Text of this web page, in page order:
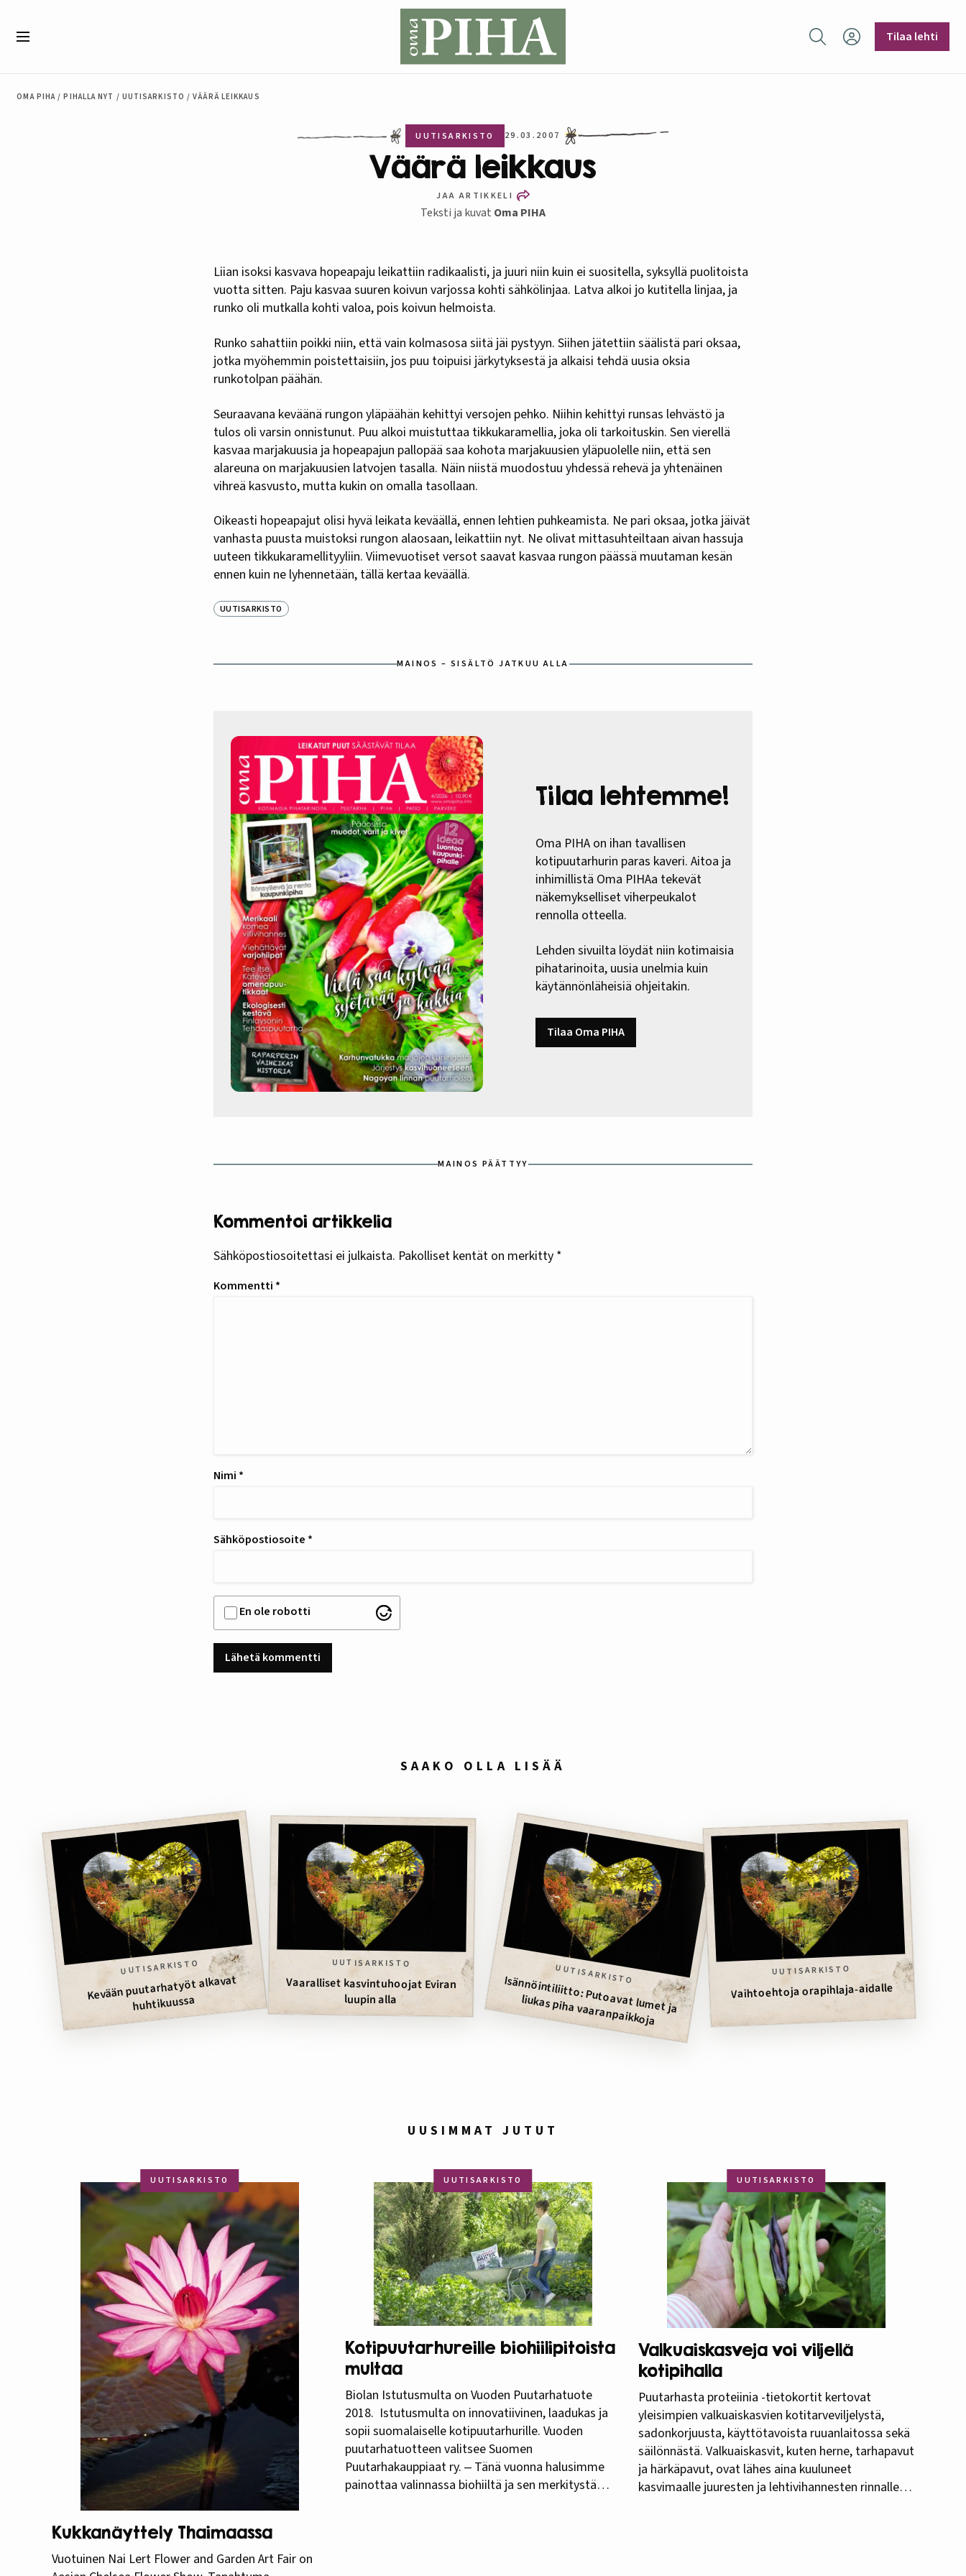
Hae sivustolta
Tilaa lehti
OMA PIHA / PIHALLA NYT / UUTISARKISTO / VÄÄRÄ LEIKKAUS
UUTISARKISTO 29.03.2007
Väärä leikkaus
JAA ARTIKKELI
Teksti ja kuvat Oma PIHA
Liian isoksi kasvava hopeapaju leikattiin radikaalisti, ja juuri niin kuin ei suositella, syksyllä puolitoista
vuotta sitten. Paju kasvaa suuren koivun varjossa kohti sähkölinjaa. Latva alkoi jo kutitella linjaa, ja
runko oli mutkalla kohti valoa, pois koivun helmoista.
Runko sahattiin poikki niin, että vain kolmasosa siitä jäi pystyyn. Siihen jätettiin säälistä pari oksaa,
jotka myöhemmin poistettaisiin, jos puu toipuisi järkytyksestä ja alkaisi tehdä uusia oksia
runkotolpan päähän.
Seuraavana keväänä rungon yläpäähän kehittyi versojen pehko. Niihin kehittyi runsas lehvästö ja
tulos oli varsin onnistunut. Puu alkoi muistuttaa tikkukaramellia, joka oli tarkoituskin. Sen vierellä
kasvaa marjakuusia ja hopeapajun pallopää saa kohota marjakuusien yläpuolelle niin, että sen
alareuna on marjakuusien latvojen tasalla. Näin niistä muodostuu yhdessä rehevä ja yhtenäinen
vihreä kasvusto, mutta kukin on omalla tasollaan.
Oikeasti hopeapajut olisi hyvä leikata keväällä, ennen lehtien puhkeamista. Ne pari oksaa, jotka jäivät
vanhasta puusta muistoksi rungon alaosaan, leikattiin nyt. Ne olivat mittasuhteiltaan aivan hassuja
uuteen tikkukaramellityyliin. Viimevuotiset versot saavat kasvaa rungon päässä muutaman kesän
ennen kuin ne lyhennetään, tällä kertaa keväällä.
UUTISARKISTO
MAINOS – SISÄLTÖ JATKUU ALLA
Tilaa lehtemme!
Oma PIHA on ihan tavallisen
kotipuutarhurin paras kaveri. Aitoa ja
inhimillistä Oma PIHAa tekevät
näkemykselliset viherpeukalot
rennolla otteella.
Lehden sivuilta löydät niin kotimaisia
pihatarinoita, uusia unelmia kuin
käytännönläheisiä ohjeitakin.
Tilaa Oma PIHA
MAINOS PÄÄTTYY
Kommentoi artikkelia
Sähköpostiosoitettasi ei julkaista. Pakolliset kentät on merkitty *
Kommentti *
Nimi *
Sähköpostiosoite *
En ole robotti
SAAKO OLLA LISÄÄ
UUTISARKISTO
Kevään puutarhatyöt alkavat
huhtikuussa
UUTISARKISTO
Vaaralliset kasvintuhoojat Eviran
luupin alla
UUTISARKISTO
Isännöintiliitto: Putoavat lum
et ja
liukas piha vaaranpaikkoja
UUTISARKISTO
Vaihtoehtoja orapihlaja-aidalle
UUSIMMAT JUTUT
UUTISARKISTO
Kukkanäyttely Thaimaassa
Vuotuinen Nai Lert Flower and Garden Art Fair on
UUTISARKISTO
Kotipuutarhureille biohiilipitoista
multaa
Biolan Istutusmulta on Vuoden Puutarhatuote
2018. Istutusmulta on innovatiivinen, laadukas ja
sopii suomalaiselle kotipuutarhurille. Vuoden
puutarhatuotteen valitsee Suomen
Puutarhakauppiaat ry. ‒ Tänä vuonna halusimme
painottaa valinnassa biohiiltä ja sen merkitystä
UUTISARKISTO
Valkuaiskasveja voi viljellä
kotipihalla
Puutarhasta proteiinia -tietokortit kertovat
yleisimpien valkuaiskasvien kotitarveviljelystä,
sadonkorjuusta, käyttötavoista ruuanlaitossa sekä
säilönnästä. Valkuaiskasvit, kuten herne, tarhapavut
ja härkäpavut, ovat lähes aina kuuluneet
kasvimaalle juuresten ja lehtivihannesten rinnalle.